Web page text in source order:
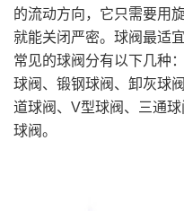
的流动方向，它只需要用
就能关闭严密。球阀最适
常见的球阀分有以下几种
球阀、锻钢球阀、卸灰球
道球阀、V型球阀、三通
球阀。